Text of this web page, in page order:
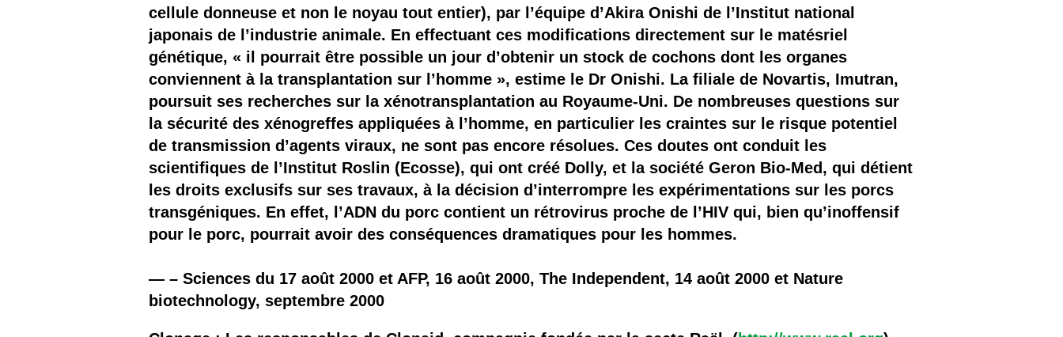
cellule donneuse et non le noyau tout entier), par l’équipe d’Akira Onishi de l’Institut national
japonais de l’industrie animale. En effectuant ces modifications directement sur le matésriel
génétique, « il pourrait être possible un jour d’obtenir un stock de cochons dont les organes
conviennent à la transplantation sur l’homme », estime le Dr Onishi. La filiale de Novartis, Imutran,
poursuit ses recherches sur la xénotransplantation au Royaume-Uni. De nombreuses questions sur
la sécurité des xénogreffes appliquées à l’homme, en particulier les craintes sur le risque potentiel
de transmission d’agents viraux, ne sont pas encore résolues. Ces doutes ont conduit les
scientifiques de l’Institut Roslin (Ecosse), qui ont créé Dolly, et la société Geron Bio-Med, qui détient
les droits exclusifs sur ses travaux, à la décision d’interrompre les expérimentations sur les porcs
transgéniques. En effet, l’ADN du porc contient un rétrovirus proche de l’HIV qui, bien qu’inoffensif
pour le porc, pourrait avoir des conséquences dramatiques pour les hommes.
— – Sciences du 17 août 2000 et AFP, 16 août 2000, The Independent, 14 août 2000 et Nature
biotechnology, septembre 2000